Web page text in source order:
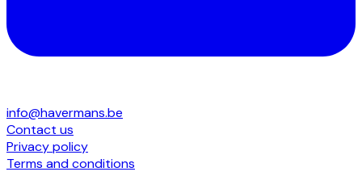
info@havermans.be
Contact us
Privacy policy
Terms and conditions